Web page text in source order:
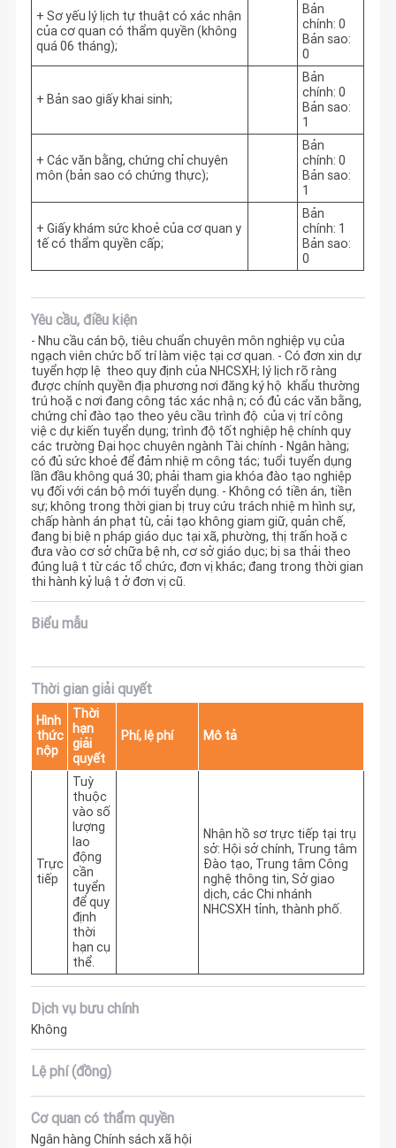
+ Sơ yếu lý lịch tự thuật có xác nhận
của cơ quan có thẩm quyền (không
quá 06 tháng);
Bản
chính: 0
Bản sao:
0
+ Bản sao giấy khai sinh;
Bản
chính: 0
Bản sao:
1
+ Các văn bằng, chứng chỉ chuyên
môn (bản sao có chứng thực);
Bản
chính: 0
Bản sao:
1
+ Giấy khám sức khoẻ của cơ quan y
tế có thẩm quyền cấp;
Bản
chính: 1
Bản sao:
0
Yêu cầu, điều kiện
- Nhu cầu cán bộ, tiêu chuẩn chuyên môn nghiệp vụ của
ngạch viên chức bố trí làm việc tại cơ quan. - Có đơn xin dự
tuyển hợp lệ theo quy định của NHCSXH; lý lịch rõ ràng
được chính quyền địa phương nơi đăng ký hộ khẩu thường
trú hoặc nơi đang công tác xác nhận; có đủ các văn bằng,
chứng chỉ đào tạo theo yêu cầu trình độ của vị trí công
việc dự kiến tuyển dụng; trình độ tốt nghiệp hệ chính quy
các trường Đại học chuyên ngành Tài chính - Ngân hàng;
có đủ sức khoẻ để đảm nhiệm công tác; tuổi tuyển dụng
lần đầu không quá 30; phải tham gia khóa đào tạo nghiệp
vụ đối với cán bộ mới tuyển dụng. - Không có tiền án, tiền
sự; không trong thời gian bị truy cứu trách nhiệm hình sự,
chấp hành án phạt tù, cải tạo không giam giữ, quản chế,
đang bị biện pháp giáo dục tại xã, phường, thị trấn hoặc
đưa vào cơ sở chữa bệnh, cơ sở giáo dục; bị sa thải theo
đúng luật từ các tổ chức, đơn vị khác; đang trong thời gian
thi hành kỷ luật ở đơn vị cũ.
Biểu mẫu
Thời gian giải quyết
Hình
thức
nộp
Thời
hạn
giải
quyết
Phí, lệ phí Mô tả
Trực
tiếp
Tuỳ
thuộc
vào số
lượng
lao
động
cần
tuyển
để quy
định
thời
hạn cụ
thể.
Nhận hồ sơ trực tiếp tại trụ
sở: Hội sở chính, Trung tâm
Đào tạo, Trung tâm Công
nghệ thông tin, Sở giao
dịch, các Chi nhánh
NHCSXH tỉnh, thành phố.
Dịch vụ bưu chính
Không
Lệ phí (đồng)
Cơ quan có thẩm quyền
Ngân hàng Chính sách xã hội